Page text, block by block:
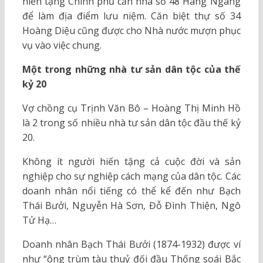
để làm địa điểm lưu niệm. Căn biệt thự số 34
Hoàng Diệu cũng được cho Nhà nước mượn phục
vụ vào việc chung.
Một trong những nhà tư sản dân tộc của thế
kỷ 20
Vợ chồng cụ Trịnh Văn Bô – Hoàng Thị Minh Hồ
là 2 trong số nhiều nhà tư sản dân tộc đầu thế kỷ
20.
Không ít người hiến tặng cả cuộc đời và sản
nghiệp cho sự nghiệp cách mạng của dân tộc. Các
doanh nhân nổi tiếng có thể kể đến như Bạch
Thái Bưởi, Nguyễn Hà Sơn, Đỗ Đình Thiện, Ngô
Tử Hạ…
Doanh nhân Bạch Thái Bưởi (1874-1932) được ví
như “ông trùm tàu thuỷ đối đầu Thống soái Bắc